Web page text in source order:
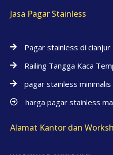
Jasa Pagar Stainless
Pagar stainless di cianjur
Railing Tangga Kaca
pagar stainless minimalis
harga pagar stainless
Alamat Kantor dan